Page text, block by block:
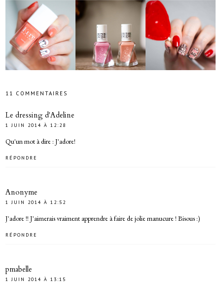
11 COMMENTAIRES
Le dressing d'Adeline
1 JUIN 2014 À 12:28
Qu'un mot à dire : J'adore!
RÉPONDRE
Anonyme
1 JUIN 2014 À 12:52
J'adore !! J'aimerais vraiment apprendre à faire de jolie manucure ! Bisous :)
RÉPONDRE
pmabelle
1 JUIN 2014 À 13:15